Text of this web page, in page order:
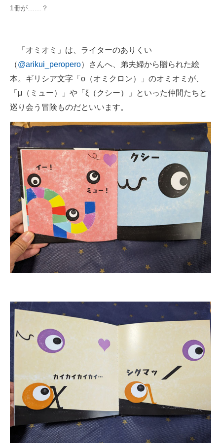
IT製品の技術・比較・事例
モノづくり技術者専門サイト
エレクトロニクス専門サイト
電子設計の基本と応用
エネルギーの専門メディア
建設×テクノロジーの最前線
ちょっと気になるネットの話題
1冊が……？
「オミオミ」は、ライターのありくい
（@arikui_peropero）さんへ、弟夫婦から贈られた絵
本。ギリシア文字「ο（オミクロン）」のオミオミが、
「μ（ミュー）」や「ξ（クシー）」といった仲間たちと
巡り会う冒険ものだといいます。